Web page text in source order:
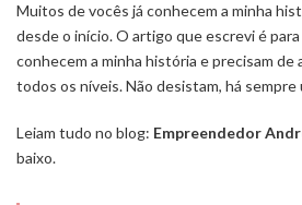
Muitos de vocês já conhecem a minha
desde o início. O artigo que escrevi é
conhecem a minha história e precisam de
todos os níveis. Não desistam, há sempre
Leiam tudo no blog: Empreendedor
baixo.